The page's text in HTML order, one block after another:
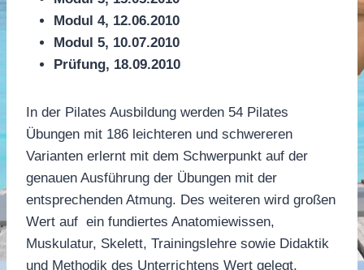
Modul 4, 12.06.2010
Modul 5, 10.07.2010
Prüfung, 18.09.2010
In der Pilates Ausbildung werden 54 Pilates
Übungen mit 186 leichteren und schwereren
Varianten erlernt mit dem Schwerpunkt auf der
genauen Ausführung der Übungen mit der
entsprechenden Atmung. Des weiteren wird großen
Wert auf ein fundiertes Anatomiewissen,
Muskulatur, Skelett, Trainingslehre sowie Didaktik
und Methodik des Unterrichtens Wert gelegt.